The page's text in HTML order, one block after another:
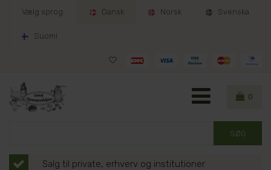
Vælg sprog: Dansk Norsk Svenska
Suomi
0
Salg til private, erhverv og institutioner